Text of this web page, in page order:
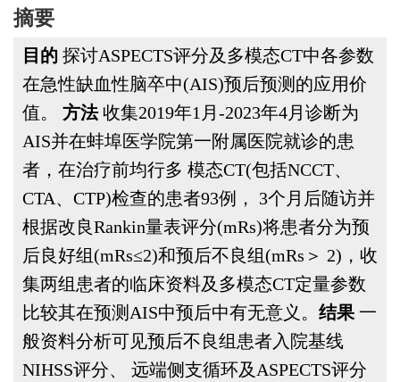
中国CT和MRI杂志
罕少疾病杂志
简体中文 English
摘要
目的 探讨ASPECTS评分及多模态CT中各参数
在急性缺血性脑卒中(AIS)预后预测的应用价
值。 方法收集2019年1月-2023年4月诊断为
AIS并在蚌埠医学院第一附属医院就诊的患
者，在治疗前均行多 模态CT(包括NCCT、
CTA、CTP)检查的患者93例， 3个月后随访并
根据改良Rankin量表评分(mRs)将患者分为预
后良好组(mRs≤2)和预后不良组(mRs＞ 2)，收
集两组患者的临床资料及多模态CT定量参数
比较其在预测AIS中预后中有无意义。 结果 一
般资料分析可见预后不良组患者入院基线
NIHSS评分、 远端侧支循环及ASPECTS评分